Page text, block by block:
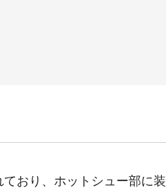
おり、ホットシュー部に